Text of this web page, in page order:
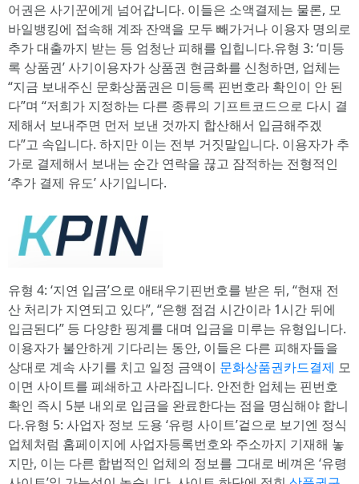
어권은 사기꾼에게 넘어갑니다. 이들은 소액결제는 물론, 모
바일뱅킹에 접속해 계좌 잔액을 모두 빼가거나 이용자 명의로
추가 대출까지 받는 등 엄청난 피해를 입힙니다.유형 3: ‘미등
록 상품권’ 사기이용자가 상품권 현금화를 신청하면, 업체는
“지금 보내주신 문화상품권은 미등록 핀번호라 확인이 안 된
다”며 “저희가 지정하는 다른 종류의 기프트코드으로 다시 결
제해서 보내주면 먼저 보낸 것까지 합산해서 입금해주겠
다”고 속입니다. 하지만 이는 전부 거짓말입니다. 이용자가 추
가로 결제해서 보내는 순간 연락을 끊고 잠적하는 전형적인
‘추가 결제 유도’ 사기입니다.
유형 4: ‘지연 입금’으로 애태우기핀번호를 받은 뒤, “현재 전
산 처리가 지연되고 있다”, “은행 점검 시간이라 1시간 뒤에
입금된다” 등 다양한 핑계를 대며 입금을 미루는 유형입니다.
이용자가 불안하게 기다리는 동안, 이들은 다른 피해자들을
상대로 계속 사기를 치고 일정 금액이 문화상품권카드결제 모
이면 사이트를 폐쇄하고 사라집니다. 안전한 업체는 핀번호
확인 즉시 5분 내외로 입금을 완료한다는 점을 명심해야 합니
다.유형 5: 사업자 정보 도용 ‘유령 사이트’겉으로 보기엔 정식
업체처럼 홈페이지에 사업자등록번호와 주소까지 기재해 놓
지만, 이는 다른 합법적인 업체의 정보를 그대로 베껴온 ‘유령